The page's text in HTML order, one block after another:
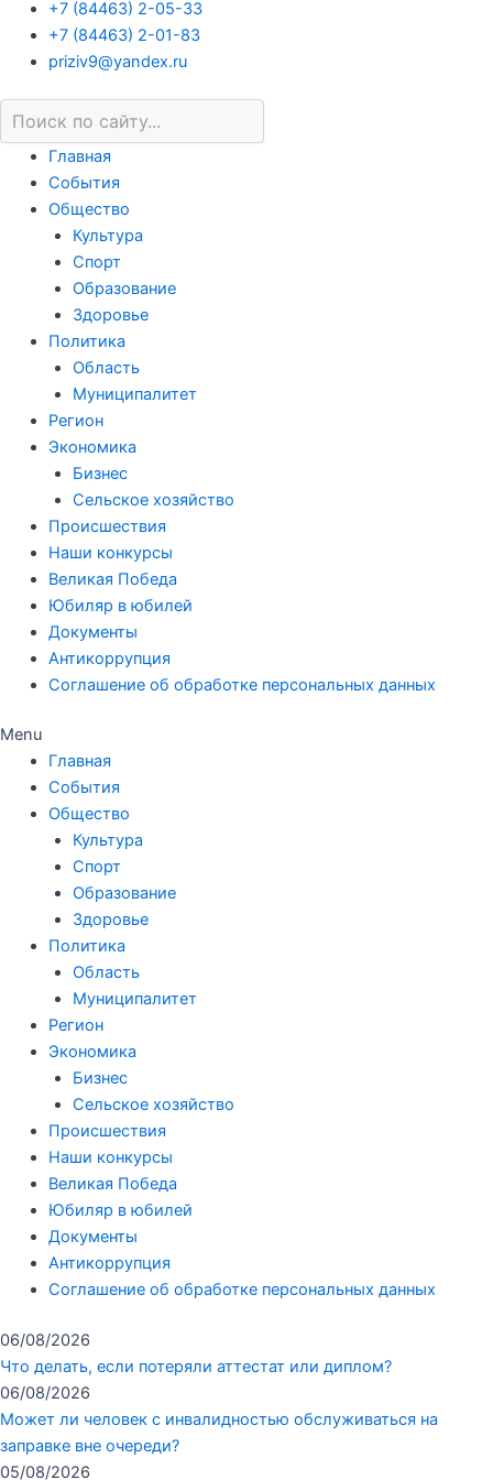
+7 (84463) 2-05-33
+7 (84463) 2-01-83
priziv9@yandex.ru
Главная
События
Общество
Культура
Спорт
Образование
Здоровье
Политика
Область
Муниципалитет
Регион
Экономика
Бизнес
Сельское хозяйство
Происшествия
Наши конкурсы
Великая Победа
Юбиляр в юбилей
Документы
Антикоррупция
Соглашение об обработке персональных данных
Menu
Главная
События
Общество
Культура
Спорт
Образование
Здоровье
Политика
Область
Муниципалитет
Регион
Экономика
Бизнес
Сельское хозяйство
Происшествия
Наши конкурсы
Великая Победа
Юбиляр в юбилей
Документы
Антикоррупция
Соглашение об обработке персональных данных
06/08/2026
Что делать, если потеряли аттестат или диплом?
06/08/2026
Может ли человек с инвалидностью обслуживаться на
заправке вне очереди?
05/08/2026